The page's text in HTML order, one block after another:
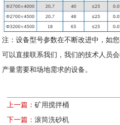
注：设备型号参数在不断改进中，如
可以直接联系我们，我们的技术人员
产量需要和场地需求的设备。
上一篇：矿用搅拌桶
下一篇：滚筒洗砂机